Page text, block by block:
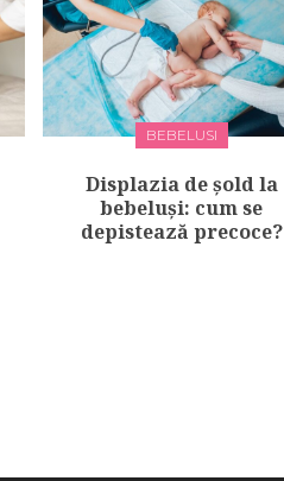
BEBELUSI
Displazia de șold la
bebeluși: cum se
depistează precoce?